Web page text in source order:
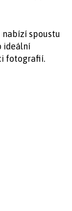
nabízí spoustu
ideální
fotografií.